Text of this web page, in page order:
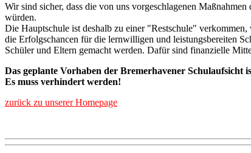
Wir sind sicher, dass die von uns vorgeschlagenen
würden.
Die Hauptschule ist deshalb zu einer "Restschule"
die Erfolgschancen für die lernwilligen und leistungsbereiten
Schüler und Eltern gemacht werden. Dafür sind finanzielle
Das geplante Vorhaben der Bremerhavener
Es muss verhindert werden!
zurück zu unserer Homepage